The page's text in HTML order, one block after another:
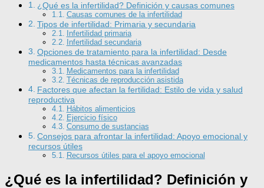
¿Qué es la infertilidad? Definición y causas comunes
Causas comunes de la infertilidad
Tipos de infertilidad: Primaria y secundaria
Infertilidad primaria
Infertilidad secundaria
Opciones de tratamiento para la infertilidad: Desde
medicamentos hasta técnicas avanzadas
Medicamentos para la infertilidad
Técnicas de reproducción asistida
Factores que afectan la fertilidad: Estilo de vida y salud
reproductiva
Hábitos alimenticios
Ejercicio físico
Consumo de sustancias
Consejos para afrontar la infertilidad: Apoyo emocional y
recursos útiles
Recursos útiles para el apoyo emocional
¿Qué es la infertilidad? Definición y